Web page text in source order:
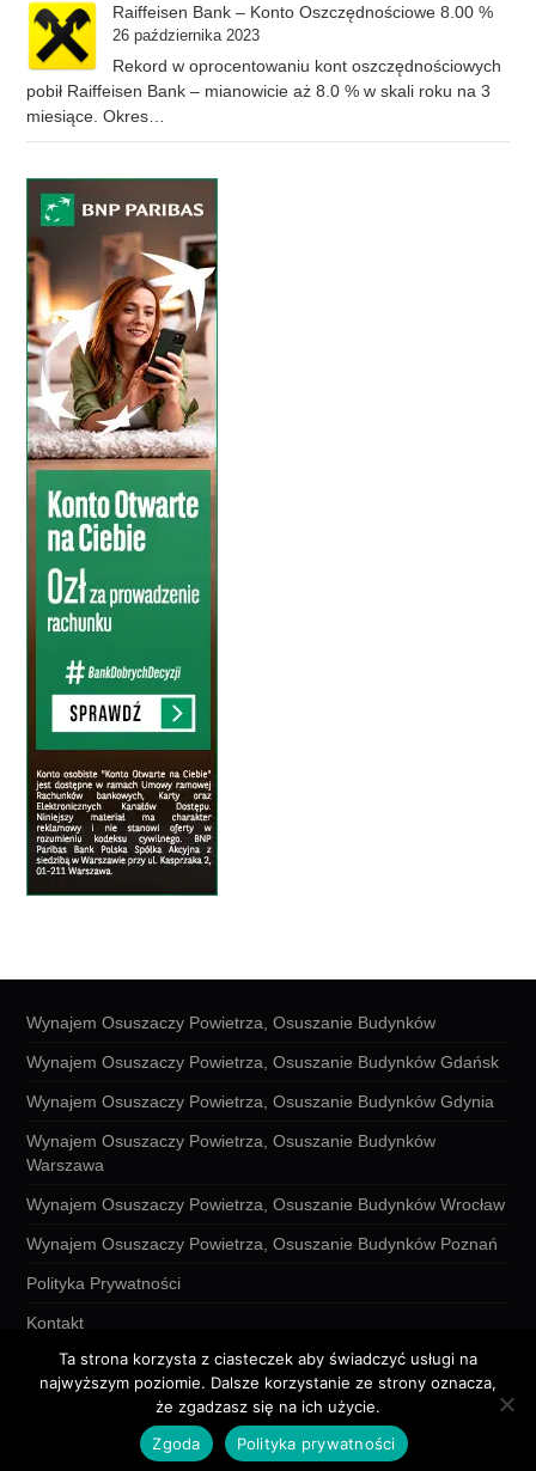
Raiffeisen Bank – Konto Oszczędnościowe 8.00 %
26 października 2023
Rekord w oprocentowaniu kont oszczędnościowych
pobił Raiffeisen Bank – mianowicie aż 8.0 % w skali roku na 3
miesiące. Okres…
Wynajem Osuszaczy Powietrza, Osuszanie Budynków
Wynajem Osuszaczy Powietrza, Osuszanie Budynków Gdańsk
Wynajem Osuszaczy Powietrza, Osuszanie Budynków Gdynia
Wynajem Osuszaczy Powietrza, Osuszanie Budynków
Warszawa
Wynajem Osuszaczy Powietrza, Osuszanie Budynków Wrocław
Wynajem Osuszaczy Powietrza, Osuszanie Budynków Poznań
Polityka Prywatności
Kontakt
© 2026 Lokatykonta.pl. All rights reserved.
Hieroby aThemes
Ta strona korzysta z ciasteczek aby świadczyć usługi na
najwyższym poziomie. Dalsze korzystanie ze strony oznacza,
że zgadzasz się na ich użycie.
Zgoda
Polityka prywatności